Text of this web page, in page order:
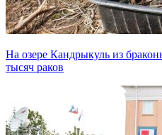
На озере Кандрыкуль из
тысяч раков